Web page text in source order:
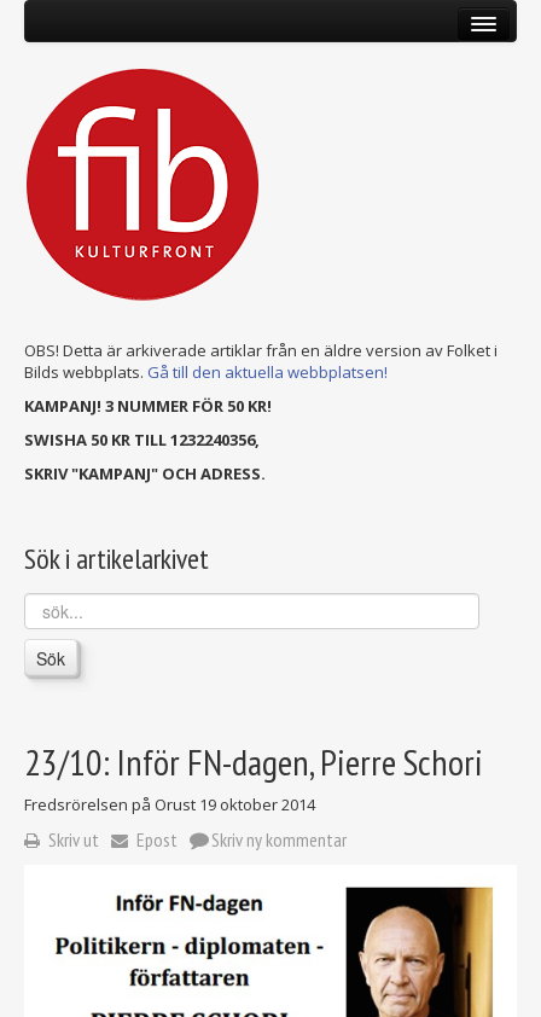
OBS! Detta är arkiverade artiklar från en äldre version av Folket i
Bilds webbplats. Gå till den aktuella webbplatsen!
KAMPANJ! 3 NUMMER FÖR 50 KR!
SWISHA 50 KR TILL 1232240356,
SKRIV "KAMPANJ" OCH ADRESS.
Sök i artikelarkivet
sök...
Sök
23/10: Inför FN-dagen, Pierre Schori
Fredsrörelsen på Orust 19 oktober 2014
Skriv ut Epost Skriv ny kommentar